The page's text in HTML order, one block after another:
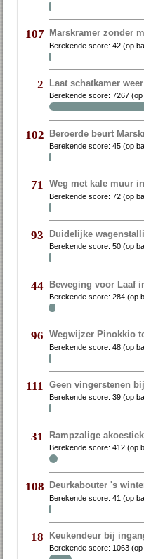
107 Marskramer zonder
Berekende score:42 (op
2 Laat schatkamer
Berekende score:7267
102 Beroerde beurt
Berekende score:45 (op
71 Weg met kale muur
Berekende score:72 (op
93 Duidelijke
Berekende score:50 (op
44 Beweging voor Laaf
Berekende score:284 (op
96 Wegwijzer Pinokkio
Berekende score:48 (op
111 Geen vingerstenen
Berekende score:39 (op
31 Rampzalige
Berekende score:412 (op
108 Deurkabouter 's
Berekende score:41 (op
18 Keukendeur bij
Berekende score:1063